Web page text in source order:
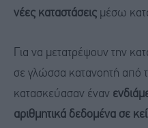
νέες καταστάσεις μέσω
Για να μετατρέψουν την
σε γλώσσα κατανοητή από
κατασκεύασαν έναν
αριθμητικά δεδομένα σε